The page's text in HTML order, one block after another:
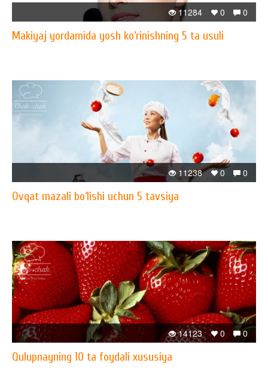
0
0
11284
Makiyaj yordamida yosh ko‘rinishning 5 ta usuli
0
0
11238
Ovqat mazali bo‘lishi uchun 5 tavsiya
0
0
14123
Qulupnayning 10 ta foydali xususiya